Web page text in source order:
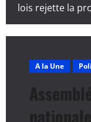
lois rejette la
A la Une
nationale